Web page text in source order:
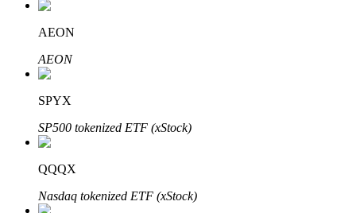
Bitruści Partnerzy
AEON
AEON
SPYX
SP500 tokenized ETF (xStock)
QQQX
Nasdaq tokenized ETF (xStock)